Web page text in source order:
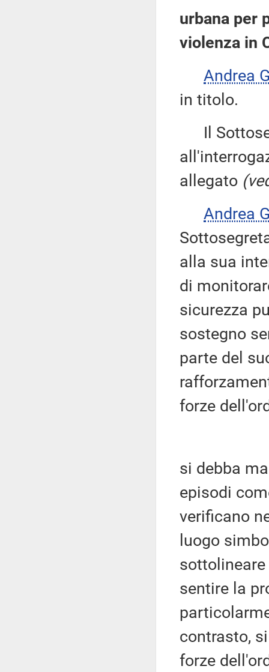
urbana per
violenza in
Andrea
in titolo.
Il
allegato
Andrea
alla sua
di
sicurezza
sostegno
parte del
forze
si debba
episodi
verificano
luogo
sentire la
contrasto,
forze